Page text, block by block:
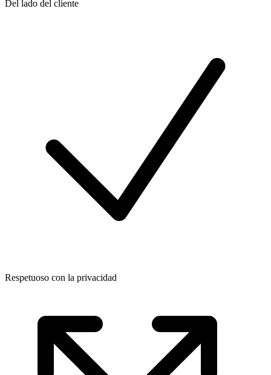
Del lado del cliente
Respetuoso con la privacidad